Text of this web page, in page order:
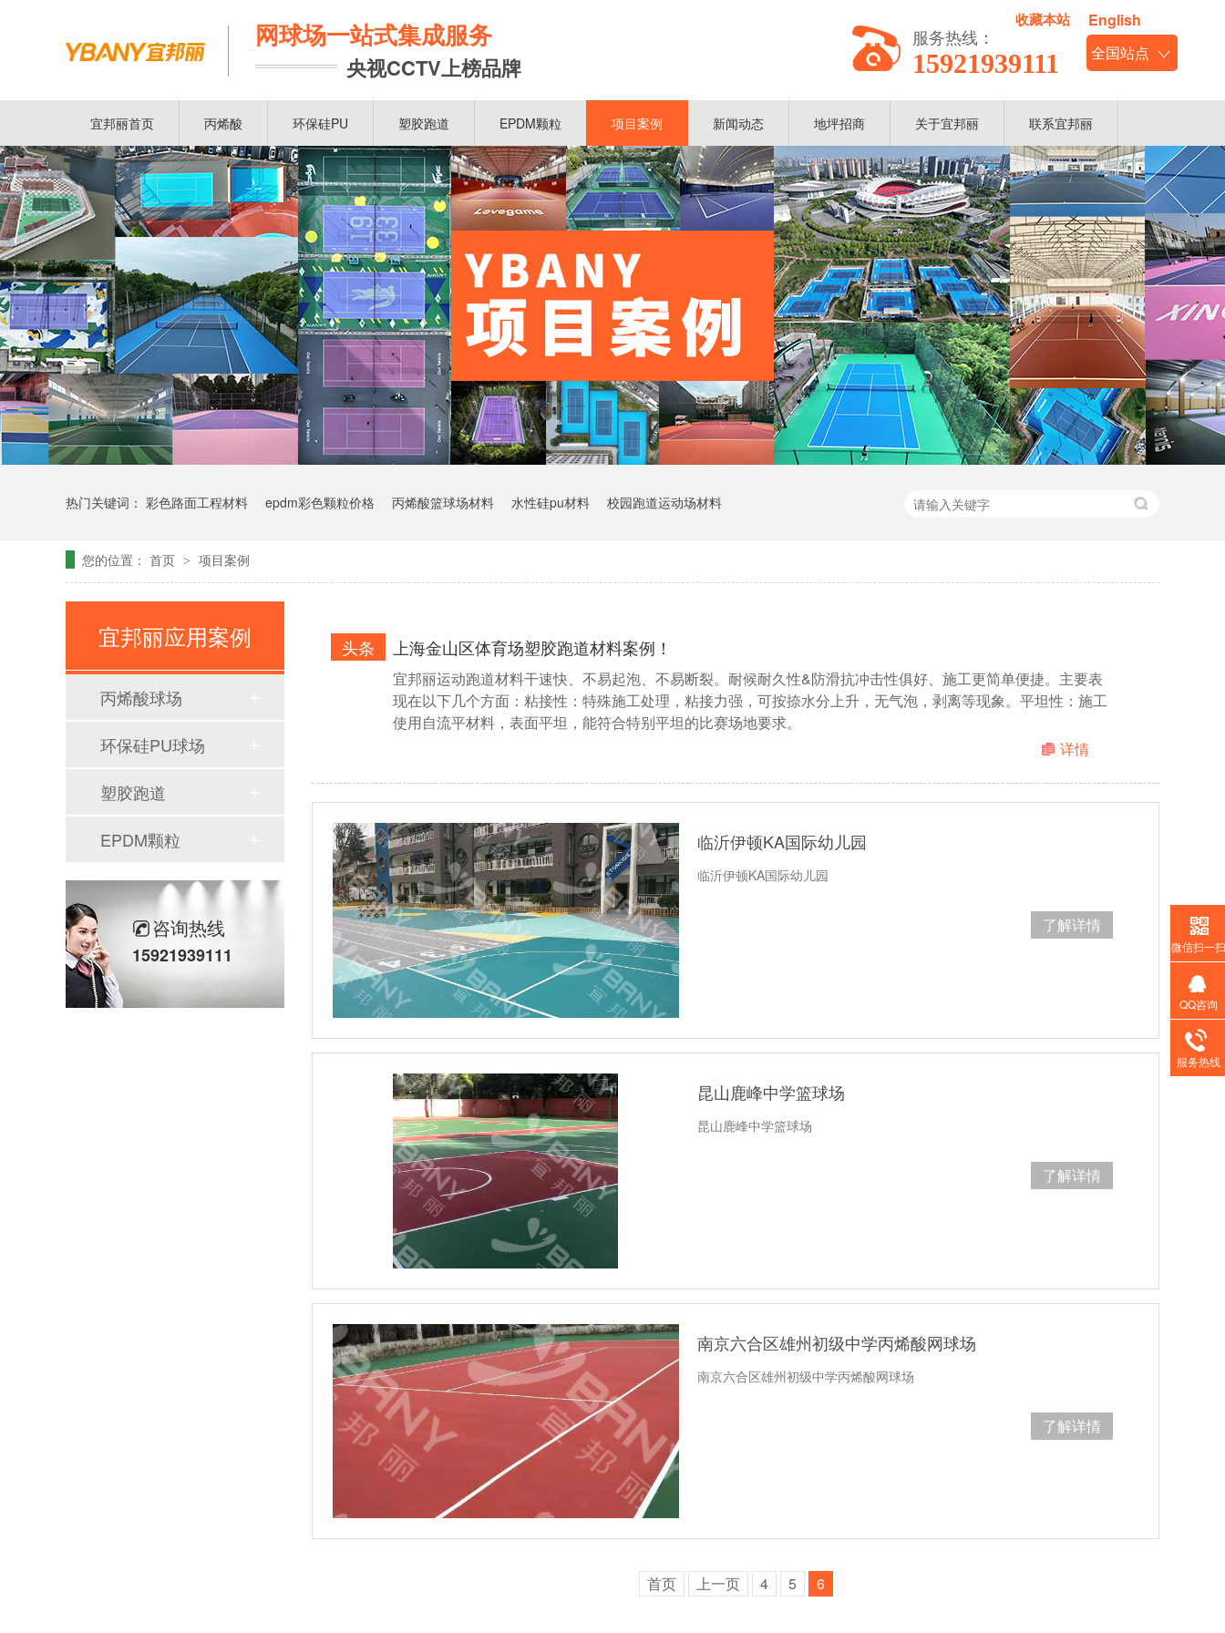
网球场一站式集成服务
央视CCTV上榜品牌
服务热线：
15921939111
收藏本站 English
宜邦丽首页 丙烯酸 环保硅PU 塑胶跑道 EPDM颗粒 项目案例 新闻动态 地坪招商 关于宜邦丽 联系宜邦丽
热门关键词： 彩色路面工程材料 epdm彩色颗粒价格 丙烯酸篮球场材料 水性硅pu材料 校园跑道运动场材料
您的位置： 首页 > 项目案例
上海金山区体育场塑胶跑道材料案例！
头条
宜邦丽运动跑道材料干速快、不易起泡、不易断裂。耐候耐久性&防滑抗冲击性俱好、施工更简单便捷。主要表
现在以下几个方面：粘接性：特殊施工处理，粘接力强，可按捺水分上升，无气泡，剥离等现象。平坦性：施工
使用自流平材料，表面平坦，能符合特别平坦的比赛场地要求。
详情
临沂伊顿KA国际幼儿园
临沂伊顿KA国际幼儿园
了解详情
昆山鹿峰中学篮球场
昆山鹿峰中学篮球场
了解详情
南京六合区雄州初级中学丙烯酸网球场
南京六合区雄州初级中学丙烯酸网球场
了解详情
首页 上一页 4 5 6
宜邦丽应用案例
丙烯酸球场
环保硅PU球场
塑胶跑道
EPDM颗粒
咨询热线
15921939111 微信扫一扫
QQ咨询
服务热线